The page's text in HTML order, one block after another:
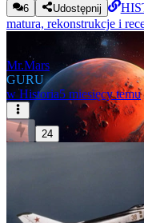
6
Udostępnij
matura, rekonstrukcje i
Mr.Mars
GURU
w Historia5 miesięcy temu
24